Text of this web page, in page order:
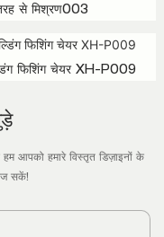
से मिश्रण003
फिशिंग चेयर XH-P009
आपको हमारे विस्तृत डिज़ाइनों के
सकें!